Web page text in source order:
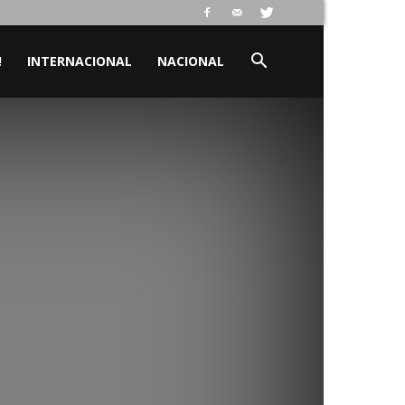
INTERNACIONAL NACIONAL